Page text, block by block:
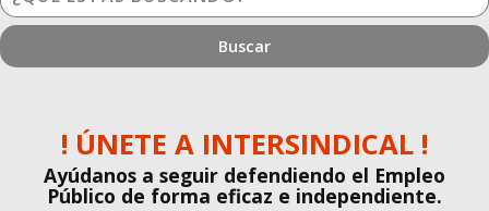
estás
buscando?
! ÚNETE A INTERSINDICAL !
Ayúdanos a seguir defendiendo el Empleo
Público de forma eficaz e independiente.